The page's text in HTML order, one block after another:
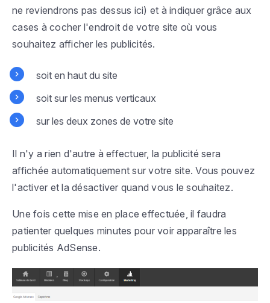
ne reviendrons pas dessus ici) et à indiquer grâce aux
cases à cocher l'endroit de votre site où vous
souhaitez afficher les publicités.
soit en haut du site
soit sur les menus verticaux
sur les deux zones de votre site
Il n'y a rien d'autre à effectuer, la publicité sera
affichée automatiquement sur votre site. Vous pouvez
l'activer et la désactiver quand vous le souhaitez.
Une fois cette mise en place effectuée, il faudra
patienter quelques minutes pour voir apparaître les
publicités AdSense.